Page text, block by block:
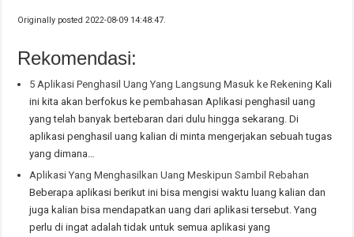
Originally posted 2022-08-09 14:48:47.
Rekomendasi:
5 Aplikasi Penghasil Uang Yang Langsung Masuk ke Rekening Kali
ini kita akan berfokus ke pembahasan Aplikasi penghasil uang
yang telah banyak bertebaran dari dulu hingga sekarang. Di
aplikasi penghasil uang kalian di minta mengerjakan sebuah tugas
yang dimana…
Aplikasi Yang Menghasilkan Uang Meskipun Sambil Rebahan
Beberapa aplikasi berikut ini bisa mengisi waktu luang kalian dan
juga kalian bisa mendapatkan uang dari aplikasi tersebut. Yang
perlu di ingat adalah tidak untuk semua aplikasi yang